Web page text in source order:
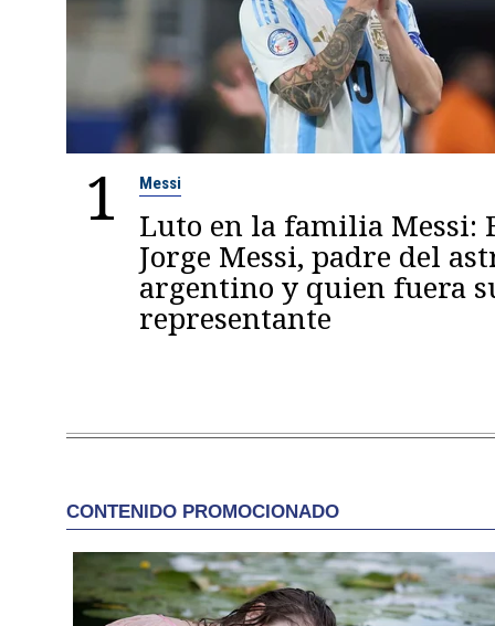
1 Messi
Luto en la familia Messi:
Jorge Messi, padre del
argentino y quien fuera
representante